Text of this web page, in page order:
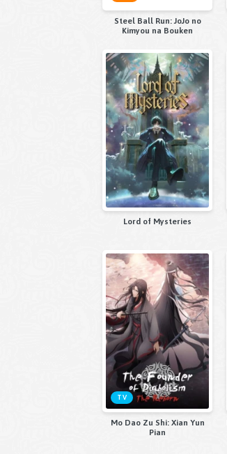
Steel Ball Run: JoJo no
Kimyou na Bouken
Lord of Mysteries
TV
Mo Dao Zu Shi: Xian Yun
Pian